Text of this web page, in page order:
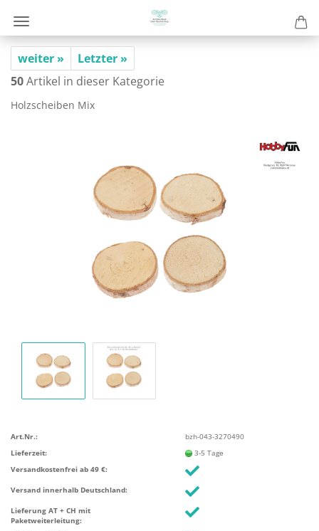
weiter »
Letzter »
50Artikel in dieser Kategorie
Holz­schei­ben Mix
Art.Nr.:
bzh-043-3270490
Lieferzeit:
3-5 Tage
Versandkostenfrei ab 49 €:
Versand innerhalb Deutschland:
Lieferung AT + CH mit
Paketweiterleitung: